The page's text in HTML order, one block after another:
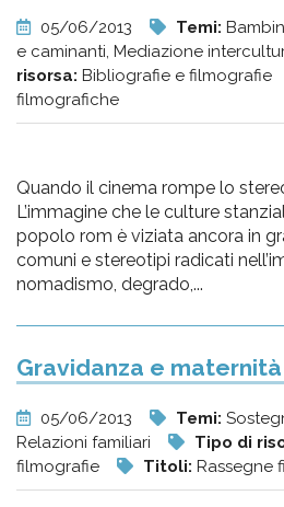
05/06/2013 Temi:
e caminanti, Mediazione
risorsa: Bibliografie e filmografie
filmografiche
Quando il cinema rompe lo
L’immagine che le culture
popolo rom è viziata ancora in
comuni e stereotipi radicati
nomadismo, degrado,...
Gravidanza e
05/06/2013 Temi:
Relazioni familiari
Tipo di
filmografie
Titoli: Rassegne